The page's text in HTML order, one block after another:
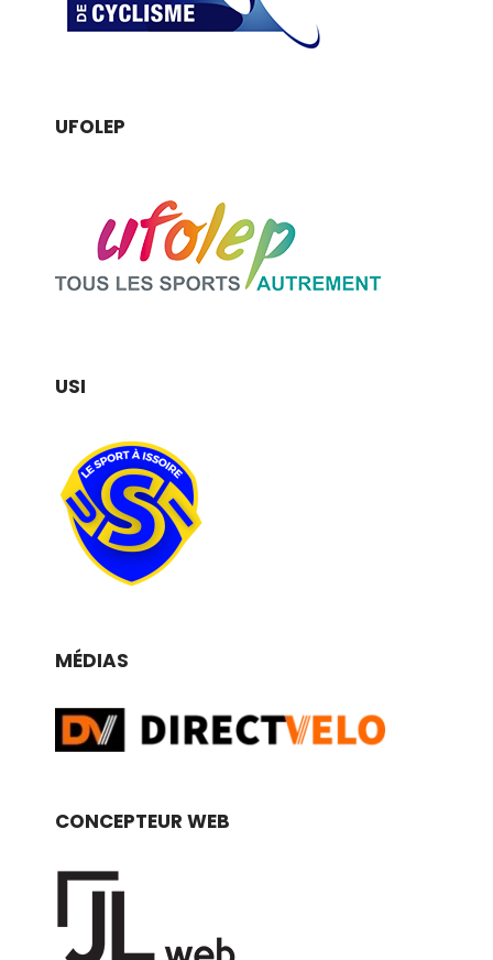
UFOLEP
USI
MÉDIAS
CONCEPTEUR WEB